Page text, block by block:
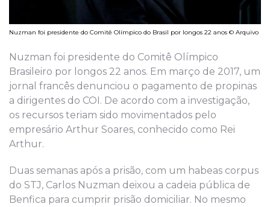
Nuzman foi presidente do Comitê Olímpico do Brasil por longos 22 anos © Arquivo
Nuzman foi presidente do Comitê Olímpico
Brasileiro por longos 22 anos. Em março de 2017, um
jornal francês denunciou o pagamento de propinas
a dirigentes do COI. De acordo com a investigação,
os recursos teriam sido movimentados pelo
empresário Arthur Soares, conhecido como Rei
Arthur.
Duas semanas após a prisão, com um habeas corpus
do STJ, Carlos Nuzman deixou a cadeia pública de
Benfica para cumprir prisão domiciliar. No mesmo